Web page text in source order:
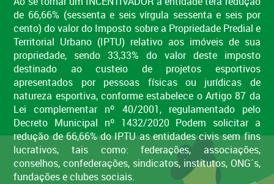
de 66,66% (sessenta e seis vírgula sessenta e seis por
cento) do valor do Imposto sobre a Propriedade Predial e
Territorial Urbano (IPTU) relativo aos imóveis de sua
propriedade, sendo 33,33% do valor deste imposto
destinado ao custeio de projetos esportivos
apresentados por pessoas físicas ou jurídicas de
natureza esportiva, conforme estabelece o Artigo 87 da
Lei complementar nº 40/2001, regulamentado pelo
Decreto Municipal nº 1432/2020 Podem solicitar a
redução de 66,66% do IPTU as entidades civis sem fins
lucrativos, tais como: federações, associações,
conselhos, confederações, sindicatos, institutos, ONG´s,
fundações e clubes sociais.